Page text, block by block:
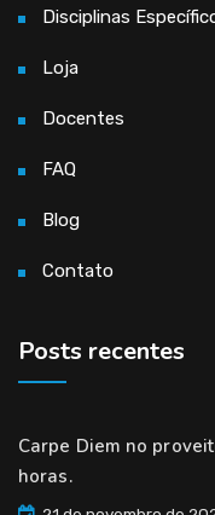
Disciplinas
Loja
Docentes
FAQ
Blog
Contato
Posts recentes
Carpe Diem no
horas.